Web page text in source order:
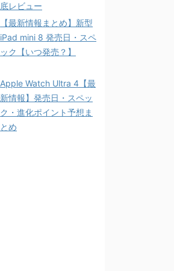
底レビュー
【最新情報まとめ】新型
iPad mini 8 発売日・スペ
ック【いつ発売？】
Apple Watch Ultra 4【最
新情報】発売日・スペッ
ク・進化ポイント予想ま
とめ